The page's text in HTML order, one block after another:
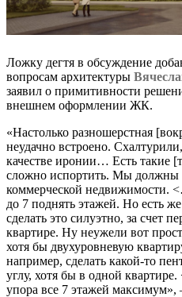
Ложку дегтя в обсуждение
вопросам архитектуры
заявил о примитивности
внешнем оформлении ЖК.
«Настолько разношерстная
неудачно встроено.
качестве иронии… Есть такие
сложно испортить. Мы должны
коммерческой недвижимости.
до 7 поднять этажей. Но есть
сделать это силуэтно, за счет
квартире. Ну неужели вот
хотя бы двухуровневую
например, сделать какой-то
углу, хотя бы в одной
упора все 7 этажей максимум»,